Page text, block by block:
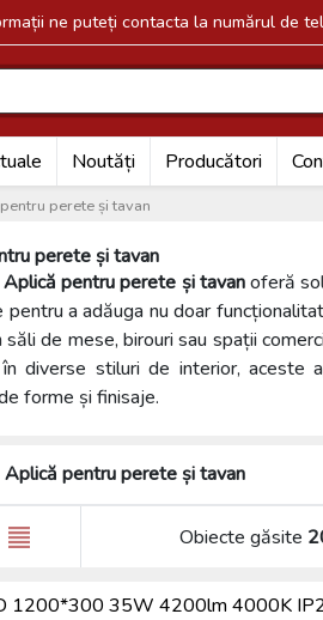
ne puteți contacta la numărul de
Noutăți Producători
perete și tavan
perete și tavan
Aplică pentru perete și tavanoferă
a adăuga nu doar
de mese, birouri sau spații
în diverse stiluri de interior,
forme și finisaje.
Aplică pentru perete și tavan
Obiecte găsite
1200*300 35W 4200lm 4000K